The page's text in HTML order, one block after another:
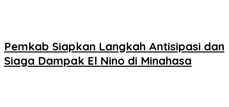
Pemkab Siapkan Langkah Antisipasi dan
Siaga Dampak El Nino di Minahasa